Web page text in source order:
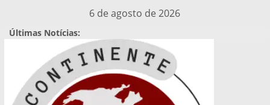
para
6 de agosto de 2026
Últimas Notícias: